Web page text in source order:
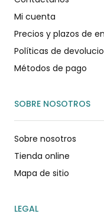
Mi cuenta
Precios y plazos de
Políticas de
Métodos de pago
SOBRE NOSOTROS
Sobre nosotros
Tienda online
Mapa de sitio
LEGAL